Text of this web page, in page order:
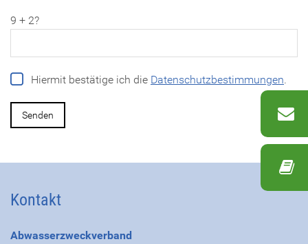
9 + 2?
Hiermit bestätige ich die Datenschutzbestimmungen.
Kontakt
Abwasserzweckverband